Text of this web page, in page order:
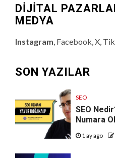
DİJİTAL
MEDYA
Instagram , Facebook, X,
SON YAZILAR
SEO
SEO
Numara
1 ay ago